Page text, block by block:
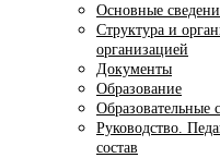
Основные
Структура и
организацией
Документы
Образование
Образовательные
Руководство.
состав